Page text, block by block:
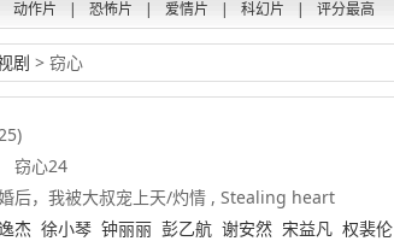
动作片 | 恐怖片 | 爱情片 | 科幻片 | 评分最高
剧 > 窃心
窃心24
后，我被大叔宠上天/灼情 , Stealing heart
杰 徐小琴 钟丽丽 彭乙航 谢安然 宋益凡 权裴伦